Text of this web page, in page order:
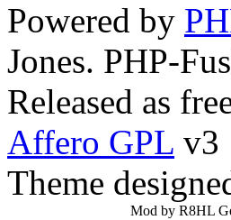
Powered by
Jones. PHP-
Released as
Affero GPL v3
Theme
Mod by R8HL